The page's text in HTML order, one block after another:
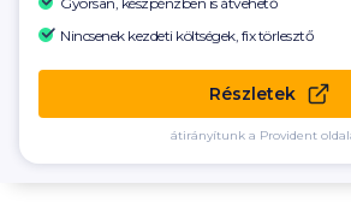
Nincsenek kezdeti költségek, fix törlesztő
Részletek
átirányítunk a Provident